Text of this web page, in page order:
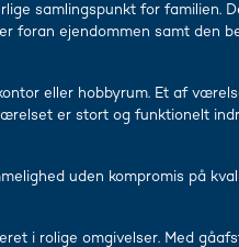
samlingspunkt for familien.
foran ejendommen samt den
eller hobbyrum. Et af
er stort og funktionelt
uden kompromis på
i rolige omgivelser. Med